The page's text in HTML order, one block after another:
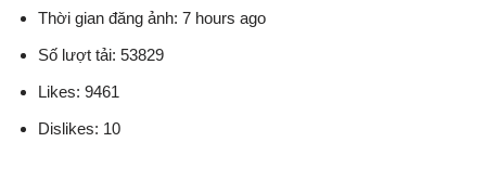
Thời gian đăng ảnh: 7 hours ago
Số lượt tải: 53829
Likes: 9461
Dislikes: 10